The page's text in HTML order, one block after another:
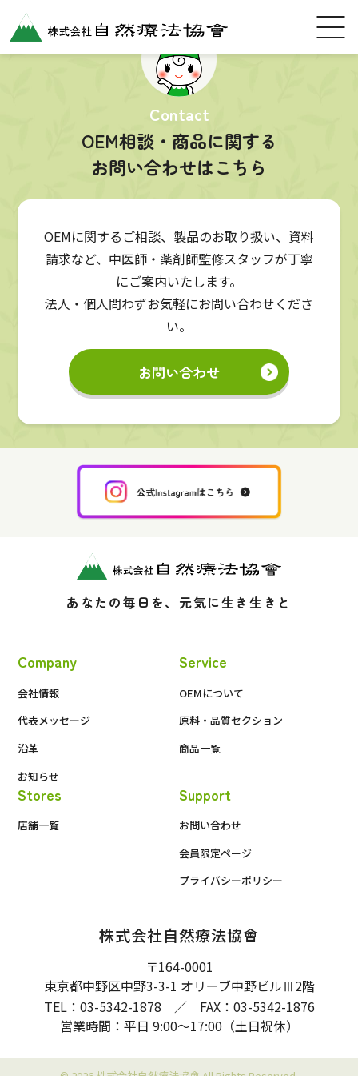
Contact
OEM相談・商品に関する
お問い合わせはこちら
OEMに関するご相談、製品のお取り扱い、資料
請求など、中医師・薬剤師監修スタッフが丁寧
にご案内いたします。
法人・個人問わずお気軽にお問い合わせくださ
い。
お問い合わせ
あなたの毎日を、元気に生き生きと
Company
会社情報
代表メッセージ
沿革
お知らせ
Service
OEMについて
原料・品質セクション
商品一覧
Stores
店舗一覧
Support
お問い合わせ
会員限定ページ
プライバシーポリシー
株式会社自然療法協會
〒164-0001
東京都中野区中野3-3-1 オリーブ中野ビル Ⅲ 2階
TEL：03-5342-1878 ／ FAX：03-5342-1876
営業時間：平日 9:00〜17:00（土日祝休）